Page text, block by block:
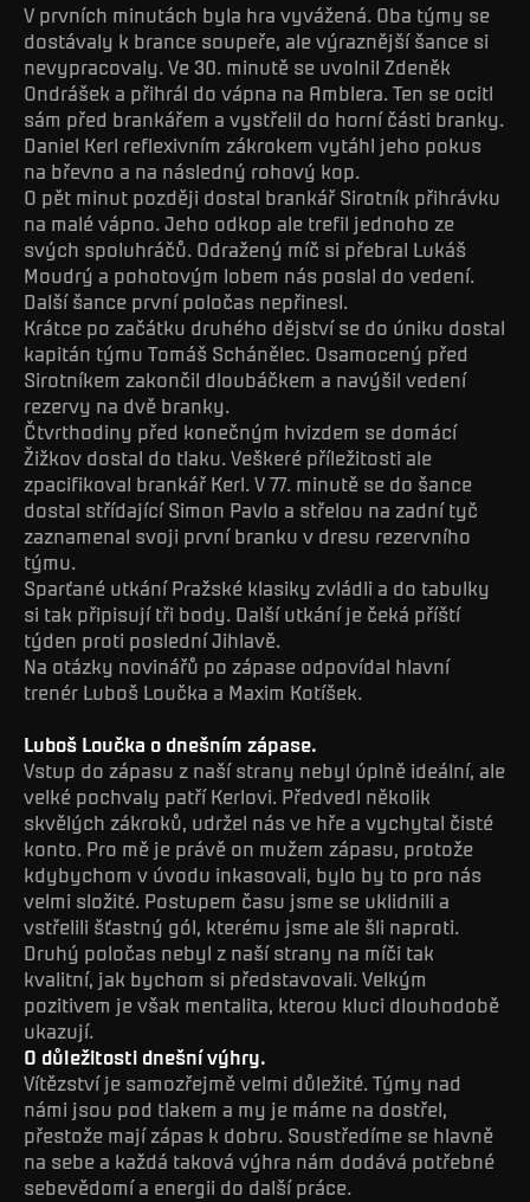
V prvních minutách byla hra vyvážená. Oba týmy se
dostávaly k brance soupeře, ale výraznější šance si
nevypracovaly. Ve 30. minutě se uvolnil Zdeněk
Ondrášek a přihrál do vápna na Amblera. Ten se ocitl
sám před brankářem a vystřelil do horní části branky.
Daniel Kerl reflexivním zákrokem vytáhl jeho pokus
na břevno a na následný rohový kop.
O pět minut později dostal brankář Sirotník přihrávku
na malé vápno. Jeho odkop ale trefil jednoho ze
svých spoluhráčů. Odražený míč si přebral Lukáš
Moudrý a pohotovým lobem nás poslal do vedení.
Další šance první poločas nepřinesl.
Krátce po začátku druhého dějství se do úniku dostal
kapitán týmu Tomáš Schánělec. Osamocený před
Sirotníkem zakončil dloubáčkem a navýšil vedení
rezervy na dvě branky.
Čtvrthodiny před konečným hvizdem se domácí
Žižkov dostal do tlaku. Veškeré příležitosti ale
zpacifikoval brankář Kerl. V 77. minutě se do šance
dostal střídající Simon Pavlo a střelou na zadní tyč
zaznamenal svoji první branku v dresu rezervního
týmu.
Sparťané utkání Pražské klasiky zvládli a do tabulky
si tak připisují tři body. Další utkání je čeká příští
týden proti poslední Jihlavě.
Na otázky novinářů po zápase odpovídal hlavní
trenér Luboš Loučka a Maxim Kotíšek.
Luboš Loučka o dnešním zápase.
Vstup do zápasu z naší strany nebyl úplně ideální, ale
velké pochvaly patří Kerlovi. Předvedl několik
skvělých zákroků, udržel nás ve hře a vychytal čisté
konto. Pro mě je právě on mužem zápasu, protože
kdybychom v úvodu inkasovali, bylo by to pro nás
velmi složité. Postupem času jsme se uklidnili a
vstřelili šťastný gól, kterému jsme ale šli naproti.
Druhý poločas nebyl z naší strany na míči tak
kvalitní, jak bychom si představovali. Velkým
pozitivem je však mentalita, kterou kluci dlouhodobě
ukazují.
O důležitosti dnešní výhry.
Vítězství je samozřejmě velmi důležité. Týmy nad
námi jsou pod tlakem a my je máme na dostřel,
přestože mají zápas k dobru. Soustředíme se hlavně
na sebe a každá taková výhra nám dodává potřebné
sebevědomí a energii do další práce.